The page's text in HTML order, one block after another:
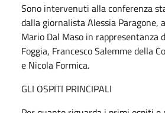
Sono intervenuti alla conferenza
dalla giornalista Alessia Paragone,
Mario Dal Maso in rappresentanza
Foggia, Francesco Salemme della
e Nicola Formica.
GLI OSPITI PRINCIPALI